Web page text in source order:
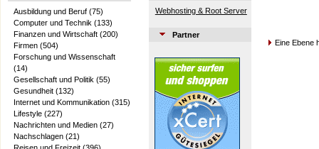
Ausbildung und Beruf (75)
Computer und Technik (133)
Finanzen und Wirtschaft (200)
Firmen (504)
Forschung und Wissenschaft
(14)
Gesellschaft und Politik (55)
Gesundheit (132)
Internet und Kommunikation (315)
Lifestyle (227)
Nachrichten und Medien (27)
Nachschlagen (21)
Webhosting & Root Server
Partner
Eine Ebene